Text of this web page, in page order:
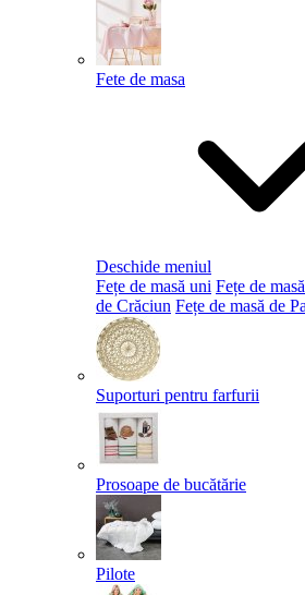
Fete de masa
Deschide meniul
Fețe de masă uni Fețe de
de Crăciun Fețe de masă de
Suporturi pentru farfurii
Prosoape de bucătărie
Pilote